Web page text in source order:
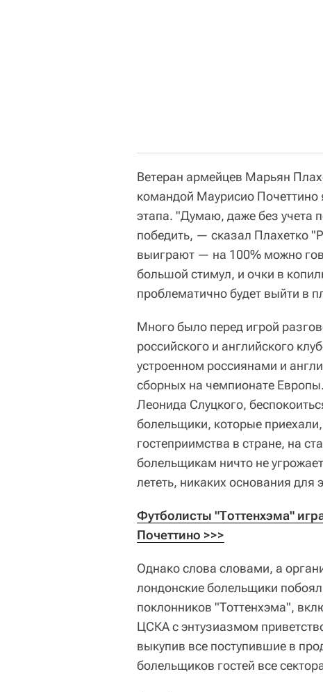
Ветеран армейцев Марьян
командой Маурисио Почеттино
этапа. "Думаю, даже без учета
победить, — сказал Плахетко
выиграют — на 100% можно
большой стимул, и очки в
проблематично будет выйти в
Много было перед игрой
российского и английского
устроенном россиянами и
сборных на чемпионате
Леонида Слуцкого,
болельщики, которые
гостеприимства в стране, на
болельщикам ничто не
лететь, никаких основания для
Футболисты "Тоттенхэма"
Почеттино >>>
Однако слова словами, а
лондонские болельщики
поклонников "Тоттенхэма",
ЦСКА с энтузиазмом
выкупив все поступившие в
болельщиков гостей все